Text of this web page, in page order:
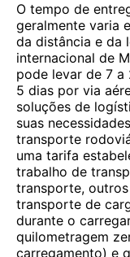
O tempo de
geralmente varia
da distância e da
internacional de
pode levar de 7 a
5 dias por via
soluções de
suas
transporte
uma tarifa
trabalho de
transporte,
transporte de
durante o
quilometragem
carregamento) e